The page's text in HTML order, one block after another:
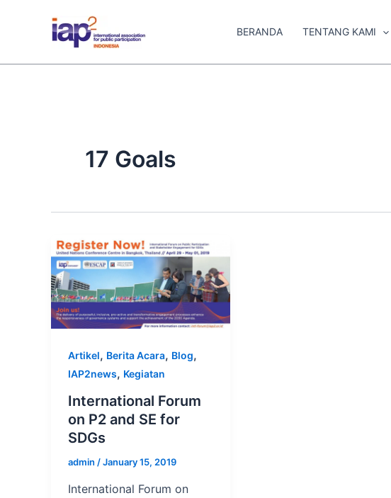
BERANDA TENTANG KAMI
17 Goals
Artikel, Berita Acara, Blog,
IAP2news, Kegiatan
International Forum
on P2 and SE for
SDGs
admin /January 15, 2019
International Forum on